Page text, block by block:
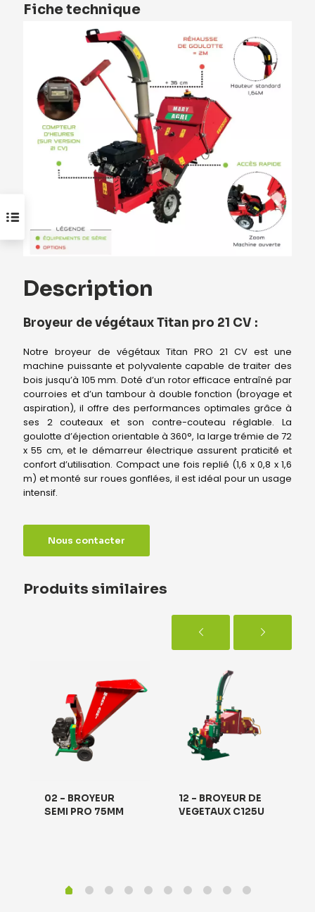
Fiche technique
Description
Broyeur de végétaux Titan pro 21 CV :
Notre broyeur de végétaux Titan PRO 21 CV est une
machine puissante et polyvalente capable de traiter des
bois jusqu’à 105 mm. Doté d’un rotor efficace entraîné par
courroies et d’un tambour à double fonction (broyage et
aspiration), il offre des performances optimales grâce à
ses 2 couteaux et son contre-couteau réglable. La
goulotte d’éjection orientable à 360°, la large trémie de 72
x 55 cm, et le démarreur électrique assurent praticité et
confort d’utilisation. Compact une fois replié (1,6 x 0,8 x 1,6
m) et monté sur roues gonflées, il est idéal pour un usage
intensif.
Nous contacter
Produits similaires
02 – BROYEUR
SEMI PRO 75MM
12 – BROYEUR DE
VEGETAUX C125U